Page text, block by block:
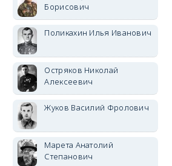
Борисович
Поликахин Илья Иванович
Остряков Николай
Алексеевич
Жуков Василий Фролович
Марета Анатолий
Степанович